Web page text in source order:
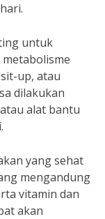
untuk
up, atau
dilakukan
alat bantu
yang sehat
mengandung
vitamin dan
akan